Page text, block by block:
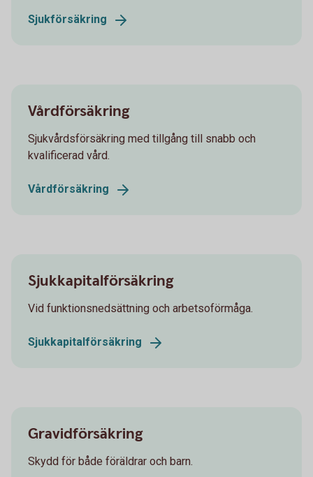
Sjukförsäkring
Vårdförsäkring
Sjukvårdsförsäkring med tillgång till snabb och
kvalificerad vård.
Vårdförsäkring
Sjukkapitalförsäkring
Vid funktionsnedsättning och arbetsoförmåga.
Sjukkapitalförsäkring
Gravidförsäkring
Skydd för både föräldrar och barn.